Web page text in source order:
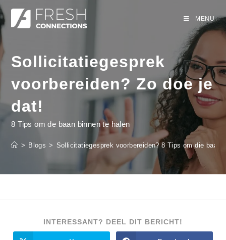
MENU
Sollicitatiegesprek
voorbereiden? Zo doe je
dat!
8 Tips om de baan binnen te halen
> Blogs > Sollicitatiegesprek voorbereiden? 8 Tips om die baan
INTERESSANT? DEEL DIT BERICHT!